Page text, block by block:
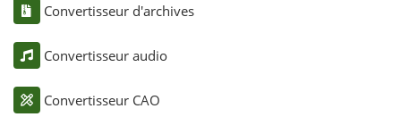
Convertisseur d'archives
Convertisseur audio
Convertisseur CAO